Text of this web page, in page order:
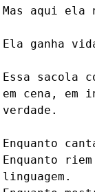
Mas aqui ela
Ela ganha
Essa sacola
em cena, em
verdade.
Enquanto
Enquanto
linguagem.